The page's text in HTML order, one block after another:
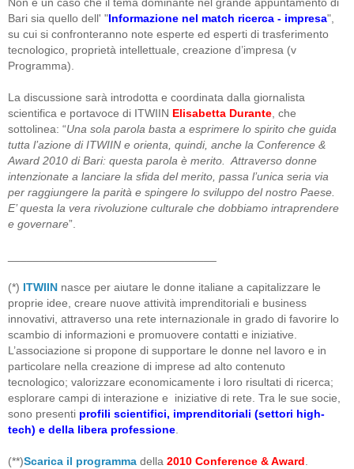
Non è un caso che il tema dominante nel grande appuntamento di
Bari sia quello dell' "Informazione nel match ricerca - impresa",
su cui si confronteranno note esperte ed esperti di trasferimento
tecnologico, proprietà intellettuale, creazione d’impresa (v
Programma).
La discussione sarà introdotta e coordinata dalla giornalista
scientifica e portavoce di ITWIIN Elisabetta Durante, che
sottolinea: “Una sola parola basta a esprimere lo spirito che guida
tutta l’azione di ITWIIN e orienta, quindi, anche la Conference &
Award 2010 di Bari: questa parola è merito. Attraverso donne
intenzionate a lanciare la sfida del merito, passa l’unica seria via
per raggiungere la parità e spingere lo sviluppo del nostro Paese.
E’ questa la vera rivoluzione culturale che dobbiamo intraprendere
e governare”.
(*) ITWIIN nasce per aiutare le donne italiane a capitalizzare le
proprie idee, creare nuove attività imprenditoriali e business
innovativi, attraverso una rete internazionale in grado di favorire lo
scambio di informazioni e promuovere contatti e iniziative.
L’associazione si propone di supportare le donne nel lavoro e in
particolare nella creazione di imprese ad alto contenuto
tecnologico; valorizzare economicamente i loro risultati di ricerca;
esplorare campi di interazione e iniziative di rete. Tra le sue socie,
sono presenti profili scientifici, imprenditoriali (settori high-
tech) e della libera professione.
(**)Scarica il programma della 2010 Conference & Award.